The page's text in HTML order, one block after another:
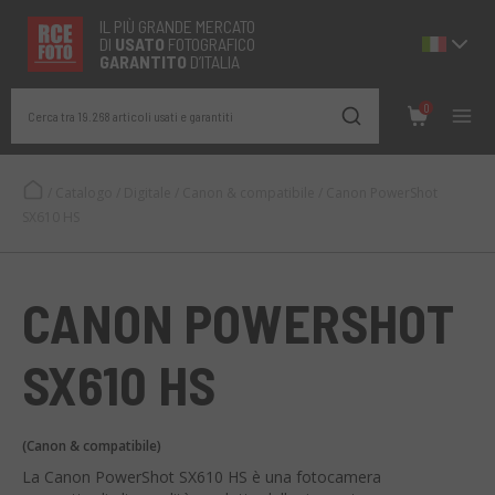
IL PIÙ GRANDE MERCATO
DI USATO FOTOGRAFICO
GARANTITO D’ITALIA
Cerca tra 19.268 articoli usati e garantiti
0
CANON POWERSHOT
SX610 HS
(Canon & compatibile)
La Canon PowerShot SX610 HS è una fotocamera